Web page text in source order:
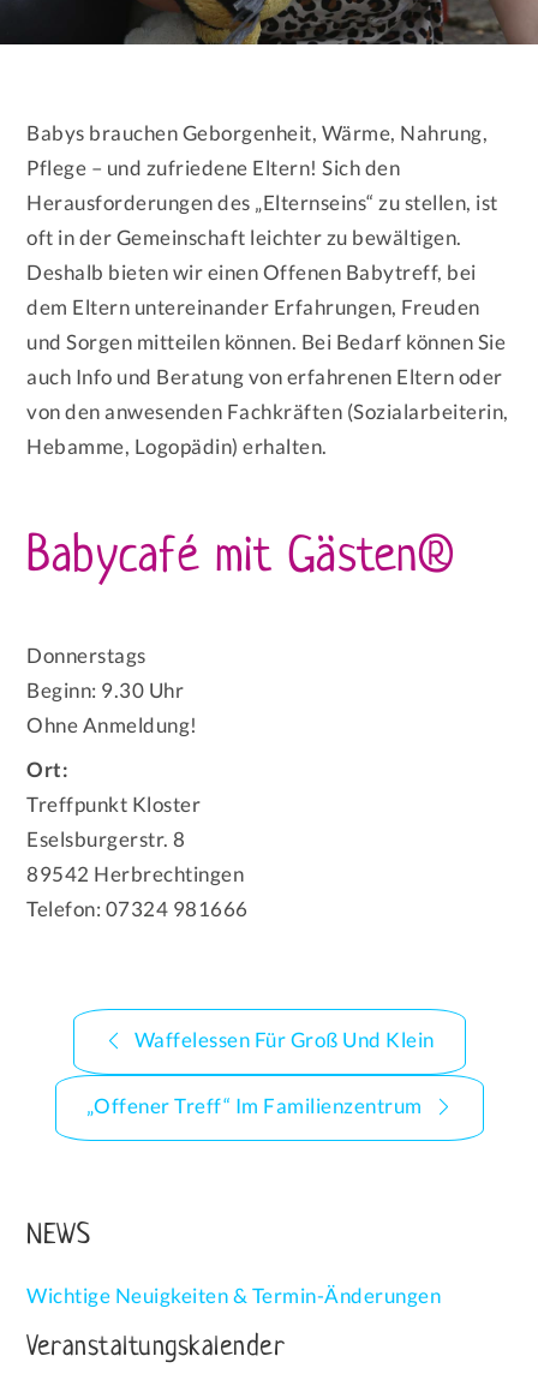
Babys brauchen Geborgenheit, Wärme, Nahrung,
Pflege – und zufriedene Eltern! Sich den
Herausforderungen des „Elternseins“ zu stellen, ist
oft in der Gemeinschaft leichter zu bewältigen.
Deshalb bieten wir einen Offenen Babytreff, bei
dem Eltern untereinander Erfahrungen, Freuden
und Sorgen mitteilen können. Bei Bedarf können Sie
auch Info und Beratung von erfahrenen Eltern oder
von den anwesenden Fachkräften (Sozialarbeiterin,
Hebamme, Logopädin) erhalten.
Babycafé mit Gästen®
Donnerstags
Beginn: 9.30 Uhr
Ohne Anmeldung!
Ort:
Treffpunkt Kloster
Eselsburgerstr. 8
89542 Herbrechtingen
Telefon: 07324 981666
Beitragsnavigation
Waffelessen Für Groß Und Klein
„Offener Treff“ Im Familienzentrum
NEWS
Wichtige Neuigkeiten & Termin-Änderungen
Veranstaltungskalender